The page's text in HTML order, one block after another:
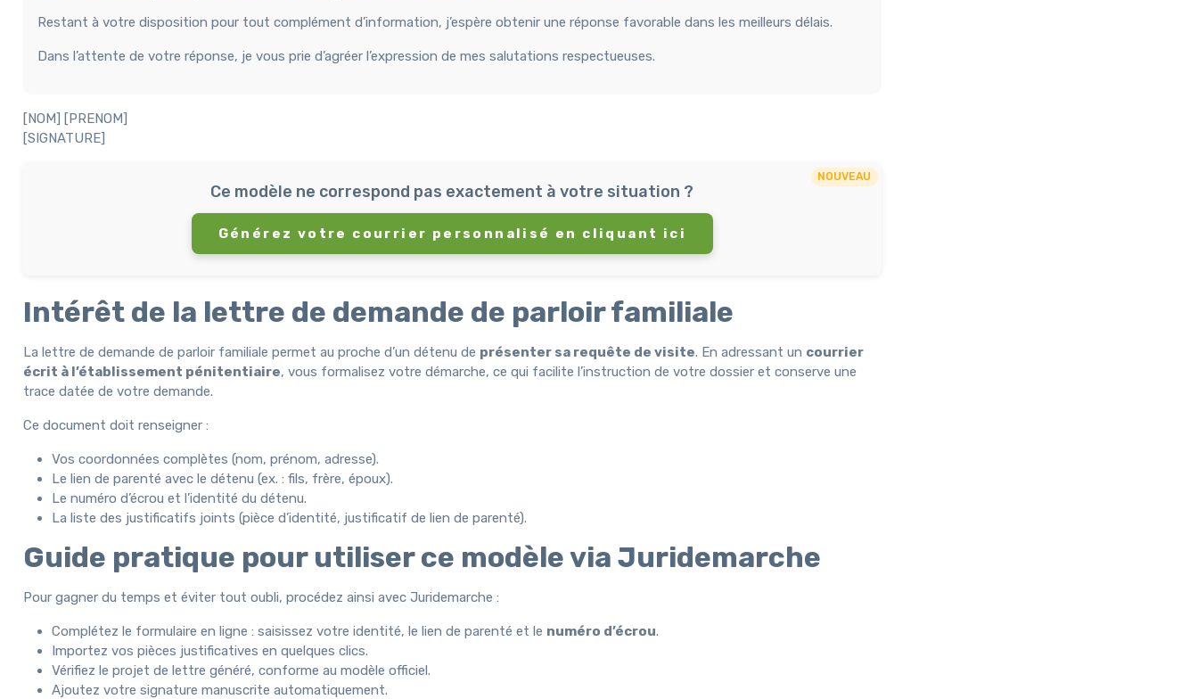
Restant à votre disposition pour tout complément d’information, j’espère obtenir une réponse favorable dans les meilleurs délais.
Dans l’attente de votre réponse, je vous prie d’agréer l’expression de mes salutations respectueuses.
[NOM] [PRENOM]
[SIGNATURE]
NOUVEAU
Ce modèle ne correspond pas exactement à votre situation ?
Générez votre courrier personnalisé en cliquant ici
Intérêt de la lettre de demande de parloir familiale
La lettre de demande de parloir familiale permet au proche d’un détenu de présenter sa requête de visite. En adressant un courrier
écrit à l’établissement pénitentiaire, vous formalisez votre démarche, ce qui facilite l’instruction de votre dossier et conserve une
trace datée de votre demande.
Ce document doit renseigner :
Vos coordonnées complètes (nom, prénom, adresse).
Le lien de parenté avec le détenu (ex. : fils, frère, époux).
Le numéro d’écrou et l’identité du détenu.
La liste des justificatifs joints (pièce d’identité, justificatif de lien de parenté).
Guide pratique pour utiliser ce modèle via Juridemarche
Pour gagner du temps et éviter tout oubli, procédez ainsi avec Juridemarche :
Complétez le formulaire en ligne : saisissez votre identité, le lien de parenté et le numéro d’écrou.
Importez vos pièces justificatives en quelques clics.
Vérifiez le projet de lettre généré, conforme au modèle officiel.
Ajoutez votre signature manuscrite automatiquement.